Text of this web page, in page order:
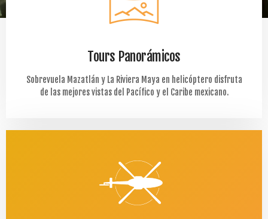
Tours Panorámicos
Sobrevuela Mazatlán y La Riviera Maya en helicóptero disfruta
de las mejores vistas del Pacífico y el Caribe mexicano.